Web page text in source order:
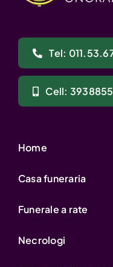
Tel:
Cell:
Home
Casa funeraria
Funerale a rate
Necrologi